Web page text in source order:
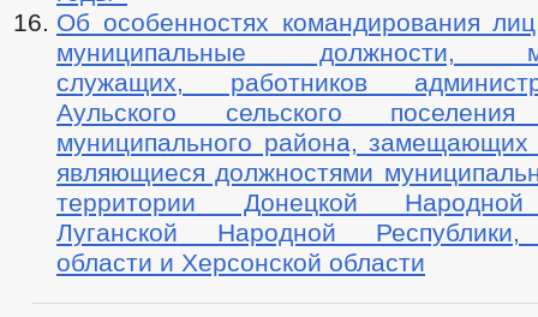
Об особенностях командирования
муниципальные должности,
служащих, работников
Аульского сельского поселения
муниципального района, замещающих
являющиеся должностями
территории Донецкой Народной
Луганской Народной Республики,
области и Херсонской области